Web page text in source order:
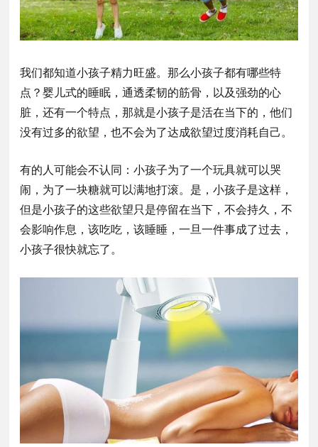
我们都知道小孩子精力旺盛。那么小孩子都有哪些特
点？婴儿式的睡眠，通透柔韧的筋骨，以及强劲的心
脏，还有一个特点，那就是小孩子是活在当下的，他们
没有过多的欲望，也不会为了达成欲望过度消耗自己。
有的人可能会不认同：小孩子为了一个玩具就可以哭
闹，为了一块糖就可以满地打滚。是，小孩子是这样，
但是小孩子的这些欲望只是停留在当下，不会持久，不
会影响作息，该吃吃，该睡睡，一旦一件事成了过去，
小孩子很快就忘了。